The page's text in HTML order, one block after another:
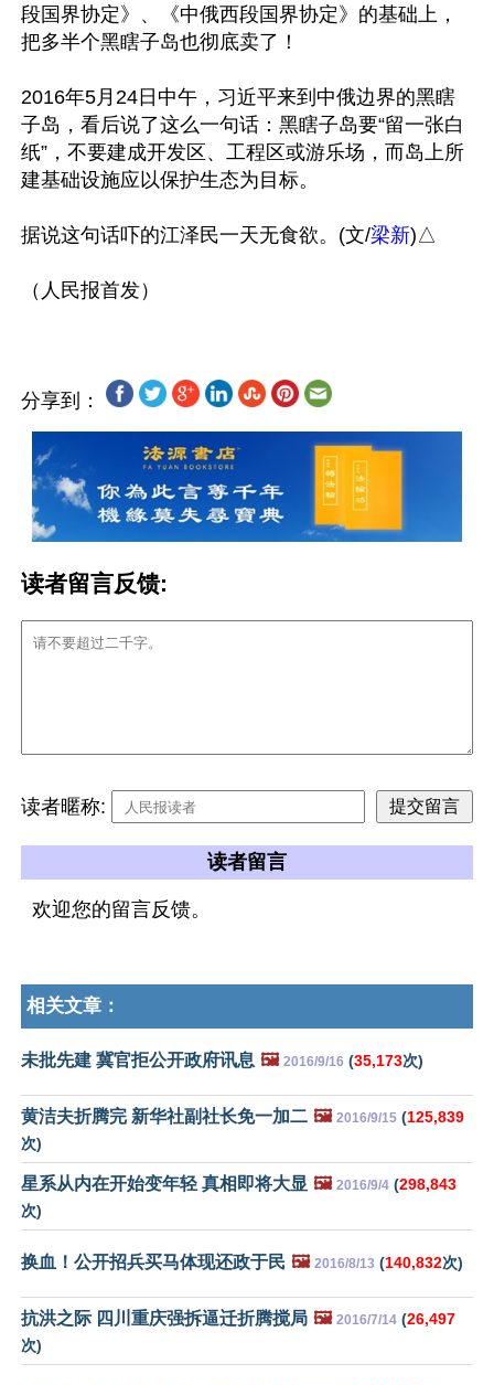
段国界协定》、《中俄西段国界协定》的基础上，
把多半个黑瞎子岛也彻底卖了！
2016年5月24日中午，习近平来到中俄边界的黑瞎
子岛，看后说了这么一句话：黑瞎子岛要“留一张白
纸”，不要建成开发区、工程区或游乐场，而岛上所
建基础设施应以保护生态为目标。
据说这句话吓的江泽民一天无食欲。(文/梁新)△
分享到：
读者留言反馈:
读者暱称:
读者留言
欢迎您的留言反馈。
相关文章：
未批先建 冀官拒公开政府讯息 🖼️ 2016/9/16 (35,173次)
黄洁夫折腾完 新华社副社长免一加二 🖼️ 2016/9/15 (125,839
次)
星系从内在开始变年轻 真相即将大显 🖼️ 2016/9/4 (298,843
次)
换血！公开招兵买马体现还政于民 🖼️ 2016/8/13 (140,832次)
抗洪之际 四川重庆强拆逼迁折腾搅局 🖼️ 2016/7/14 (26,497
次)